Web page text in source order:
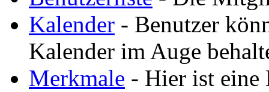
Kalender - Benutzer
Kalender im Auge
Merkmale - Hier ist eine